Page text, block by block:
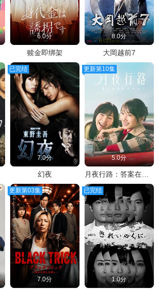
6.0分
赎金即绑架
8.0分
大岡越前7
已完结
7.0分
幻夜
更新第10集
5.0分
月夜行路：答案在名作中
更新第03集
7.0分
已完结
1.0分